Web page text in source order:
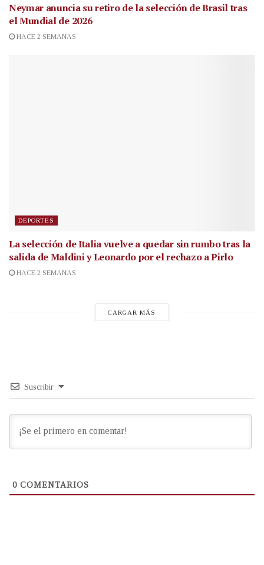
Neymar anuncia su retiro de la selección de Brasil tras
el Mundial de 2026
HACE 2 SEMANAS
DEPORTES
La selección de Italia vuelve a quedar sin rumbo tras la
salida de Maldini y Leonardo por el rechazo a Pirlo
HACE 2 SEMANAS
CARGAR MÁS
Suscribir
0 COMENTARIOS